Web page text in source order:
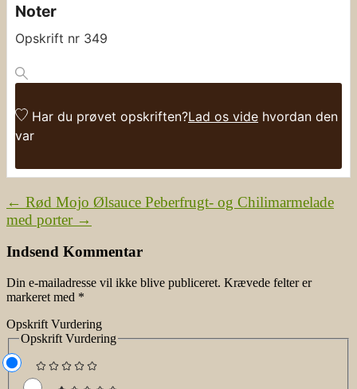
Noter
Opskrift nr 349
Har du prøvet opskriften?Lad os vide hvordan den
var
← Rød Mojo Ølsauce Peberfrugt- og Chilimarmelade
med porter→
Indsend Kommentar
Din e-mailadresse vil ikke blive publiceret. Krævede felter er
markeret med *
Opskrift Vurdering
Opskrift Vurdering